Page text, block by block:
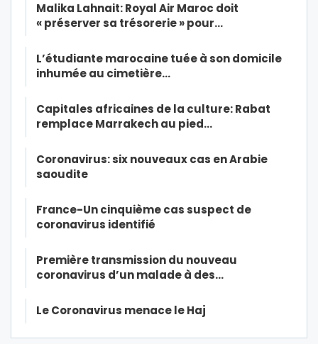
Malika Lahnait: Royal Air Maroc doit
« préserver sa trésorerie » pour…
L’étudiante marocaine tuée à son domicile
inhumée au cimetière…
Capitales africaines de la culture: Rabat
remplace Marrakech au pied…
Coronavirus: six nouveaux cas en Arabie
saoudite
France-Un cinquième cas suspect de
coronavirus identifié
Première transmission du nouveau
coronavirus d’un malade à des…
Le Coronavirus menace le Haj